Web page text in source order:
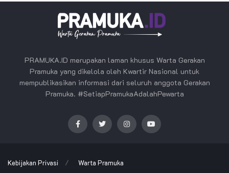
PRAMUKA.ID merupakan laman khusus Warta Gerakan
Pramuka yang dikelola oleh Kwartir Nasional untuk
mempublikasikan informasi dari seluruh anggota Gerakan
Pramuka. #SetiapPramukaAdalahPewarta
Kebijakan Privasi Warta Pramuka